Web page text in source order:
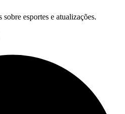
esportes e atualizações.